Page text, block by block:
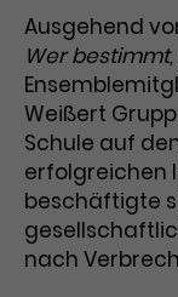
Name
Anbieter
Laufzeit
Zweck
Ausgehend
Wer
Weißert
Schule auf
erfolgreichen
beschäftigte
nach